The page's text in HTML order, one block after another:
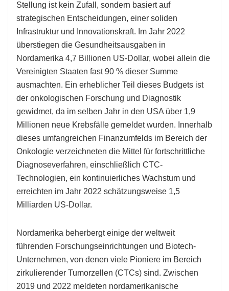
Stellung ist kein Zufall, sondern basiert auf
strategischen Entscheidungen, einer soliden
Infrastruktur und Innovationskraft. Im Jahr 2022
überstiegen die Gesundheitsausgaben in
Nordamerika 4,7 Billionen US-Dollar, wobei allein die
Vereinigten Staaten fast 90 % dieser Summe
ausmachten. Ein erheblicher Teil dieses Budgets ist
der onkologischen Forschung und Diagnostik
gewidmet, da im selben Jahr in den USA über 1,9
Millionen neue Krebsfälle gemeldet wurden. Innerhalb
dieses umfangreichen Finanzumfelds im Bereich der
Onkologie verzeichneten die Mittel für fortschrittliche
Diagnoseverfahren, einschließlich CTC-
Technologien, ein kontinuierliches Wachstum und
erreichten im Jahr 2022 schätzungsweise 1,5
Milliarden US-Dollar.
Nordamerika beherbergt einige der weltweit
führenden Forschungseinrichtungen und Biotech-
Unternehmen, von denen viele Pioniere im Bereich
zirkulierender Tumorzellen (CTCs) sind. Zwischen
2019 und 2022 meldeten nordamerikanische